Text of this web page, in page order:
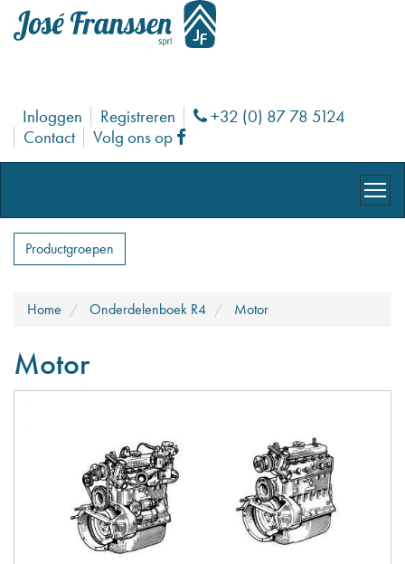
Inloggen Registreren Phone
+32 (0) 87 78 5124
Contact
Volg ons op Facebook
Productgroepen
Home Onderdelenboek R4 Motor
Motor